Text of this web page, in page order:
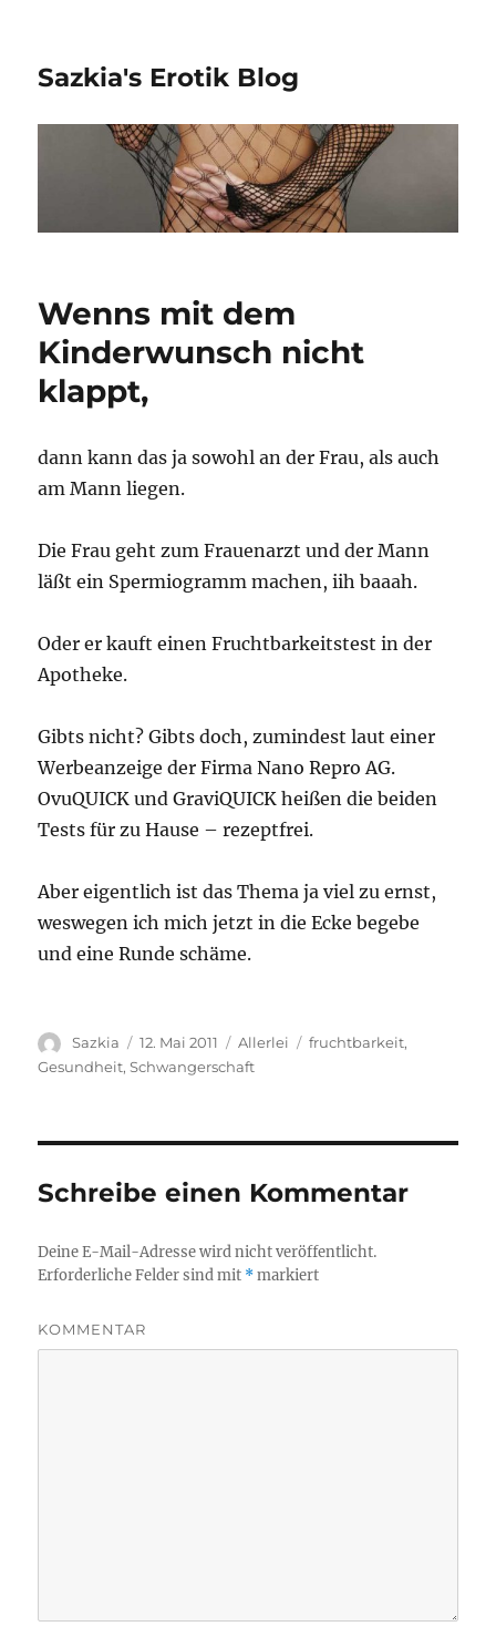
Sazkia's Erotik Blog
Wenns mit dem
Kinderwunsch nicht
klappt,
dann kann das ja sowohl an der Frau, als auch
am Mann liegen.
Die Frau geht zum Frauenarzt und der Mann
läßt ein Spermiogramm machen, iih baaah.
Oder er kauft einen Fruchtbarkeitstest in der
Apotheke.
Gibts nicht? Gibts doch, zumindest laut einer
Werbeanzeige der Firma Nano Repro AG.
OvuQUICK und GraviQUICK heißen die beiden
Tests für zu Hause – rezeptfrei.
Aber eigentlich ist das Thema ja viel zu ernst,
weswegen ich mich jetzt in die Ecke begebe
und eine Runde schäme.
Autor
Sazkia
Veröffentlicht
am
12. Mai 2011 Kategorien
Allerlei Schlagwörter
fruchtbarkeit,
Gesundheit,Schwangerschaft
Schreibe einen Kommentar
Deine E-Mail-Adresse wird nicht veröffentlicht.
Erforderliche Felder sind mit *markiert
KOMMENTAR